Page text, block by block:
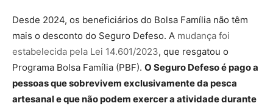
Desde 2024, os beneficiários do Bolsa Família não têm
mais o desconto do Seguro Defeso. A mudança foi
estabelecida pela Lei 14.601/2023, que resgatou o
Programa Bolsa Família (PBF). O Seguro Defeso é pago a
pessoas que sobrevivem exclusivamente da pesca
artesanal e que não podem exercer a atividade durante